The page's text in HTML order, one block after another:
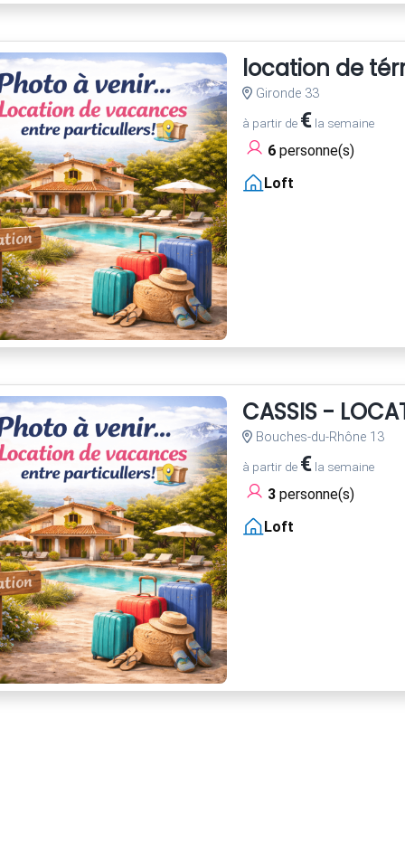
location de
Gironde 33
à partir de €la semaine
6personne(s)
Loft
CASSIS -
Bouches-du-Rhône 13
à partir de €la semaine
3personne(s)
Loft